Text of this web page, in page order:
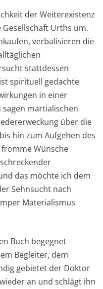
der Weiterexistenz
Urths um.
verbalisieren die
stattdessen
spirituell gedachte
in einer
martialischen
über die
hin zum Aufgehen des
Wünsche
das möchte ich dem
Sehnsucht nach
Materialismus
Buch begegnet
Begleiter, dem
gebietet der Doktor
an und schlägt ihn